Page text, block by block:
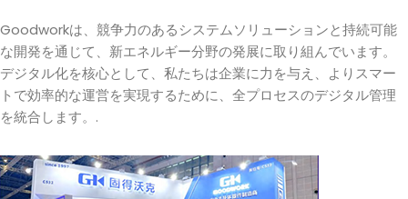
Goodworkは、競争力のあるシステムソリューションと持続可能
な開発を通じて、新エネルギー分野の発展に取り組んでいます。
デジタル化を核心として、私たちは企業に力を与え、よりスマー
トで効率的な運営を実現するために、全プロセスのデジタル管理
を統合します。.